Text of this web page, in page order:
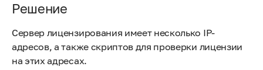
Решение
Сервер лицензирования имеет несколько IP-
адресов, а также скриптов для проверки лицензии
на этих адресах.